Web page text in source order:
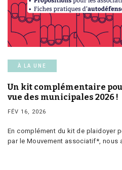
À LA UNE
Un kit complémentaire
vue des municipales 2026 !
FÉV 16, 2026
En complément du kit de plaidoyer
par le Mouvement associatif*, nous